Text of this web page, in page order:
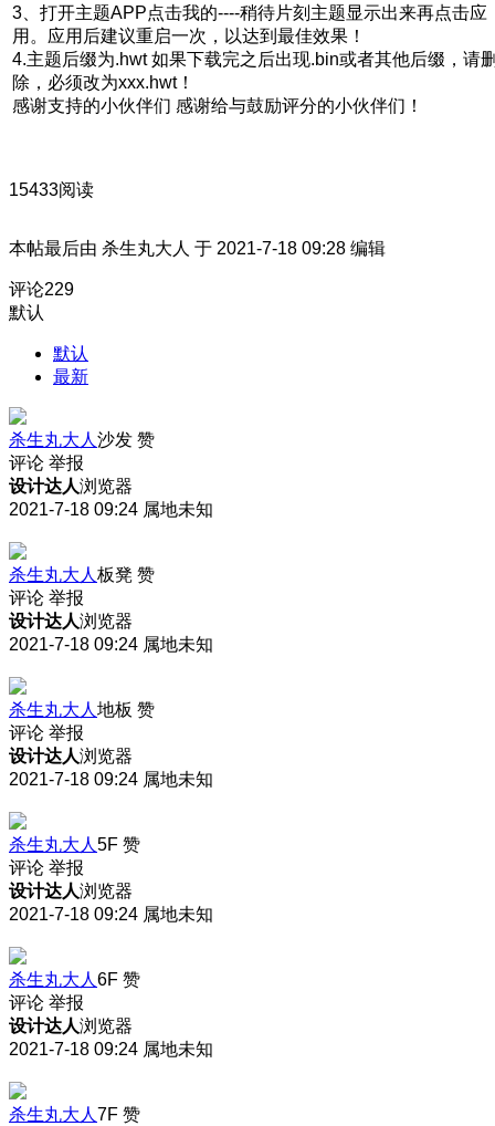
3、打开主题APP点击我的----稍待片刻主题显示出来再点击应
用。应用后建议重启一次，以达到最佳效果！
4.主题后缀为.hwt 如果下载完之后出现.bin或者其他后缀，请
除，必须改为xxx.hwt！
感谢支持的小伙伴们 感谢给与鼓励评分的小伙伴们！
15433阅读
本帖最后由 杀生丸大人 于 2021-7-18 09:28 编辑
评论229
默认
默认
最新
杀生丸大人 沙发 赞
评论 举报
设计达人浏览器
2021-7-18 09:24 属地未知
杀生丸大人 板凳 赞
评论 举报
设计达人浏览器
2021-7-18 09:24 属地未知
杀生丸大人 地板 赞
评论 举报
设计达人浏览器
2021-7-18 09:24 属地未知
杀生丸大人 5F 赞
评论 举报
设计达人浏览器
2021-7-18 09:24 属地未知
杀生丸大人 6F 赞
评论 举报
设计达人浏览器
2021-7-18 09:24 属地未知
杀生丸大人 7F 赞